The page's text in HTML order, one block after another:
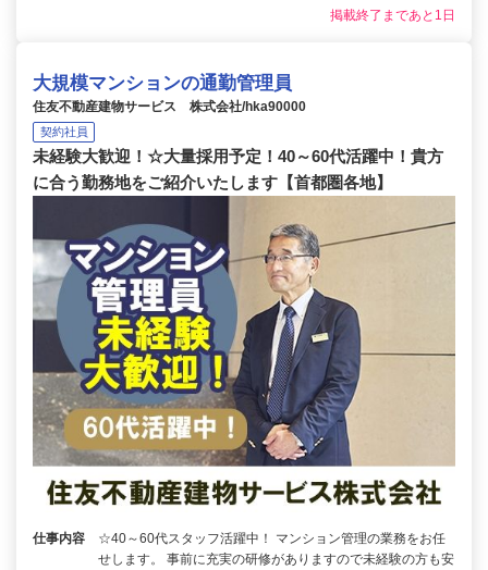
掲載終了まであと1日
大規模マンションの通勤管理員
住友不動産建物サービス 株式会社/hka90000
契約社員
未経験大歓迎！☆大量採用予定！40～60代活躍中！貴方
に合う勤務地をご紹介いたします【首都圏各地】
仕事内容
☆40～60代スタッフ活躍中！ マンション管理の業務をお任
せします。 事前に充実の研修がありますので未経験の方も安